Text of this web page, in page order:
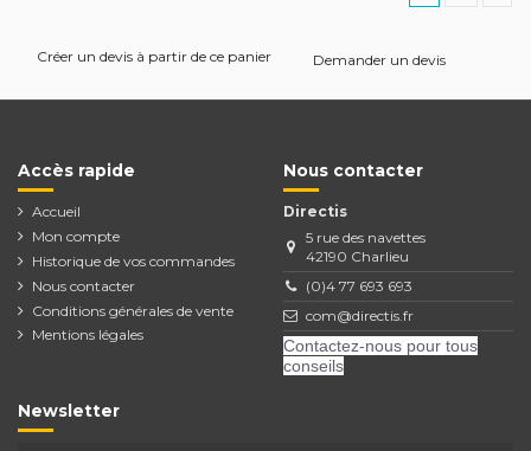
Créer un devis à partir de ce panier Demander un devis
Accès rapide
Accueil
Mon compte
Historique de vos commandes
Nous contacter
Conditions générales de vente
Mentions légales
Nous contacter
Directis
5 rue des navettes
42190 Charlieu
(0)4 77 693 693
com@directis.fr
Contactez-nous pour tous
conseils
Newsletter